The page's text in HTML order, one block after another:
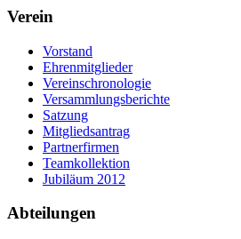
Verein
Vorstand
Ehrenmitglieder
Vereinschronologie
Versammlungsberichte
Satzung
Mitgliedsantrag
Partnerfirmen
Teamkollektion
Jubiläum 2012
Abteilungen